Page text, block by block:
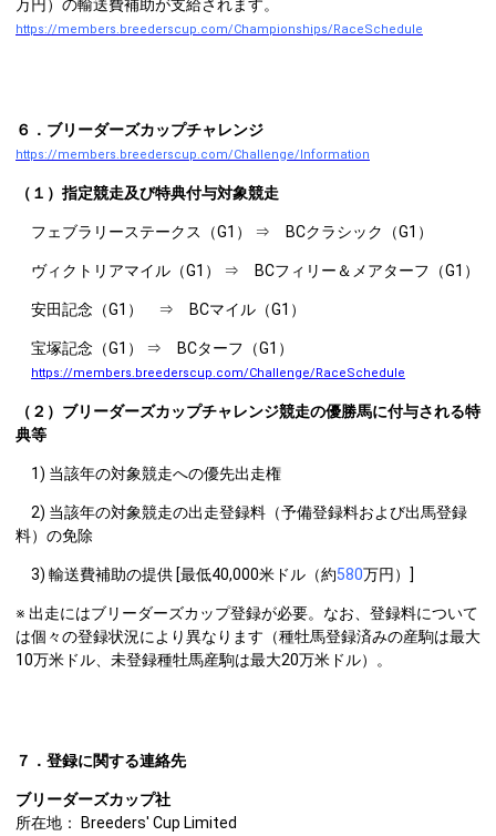
万円）の輸送費補助が支給されます。
https://members.breederscup.com/Championships/RaceSchedule
６．ブリーダーズカップチャレンジ
https://members.breederscup.com/Challenge/Information
（１）指定競走及び特典付与対象競走
フェブラリーステークス（G1） ⇒ BCクラシック（G1）
ヴィクトリアマイル（G1） ⇒ BCフィリー＆メアターフ（G1）
安田記念（G1） ⇒ BCマイル（G1）
宝塚記念（G1） ⇒ BCターフ（G1）
https://members.breederscup.com/Challenge/RaceSchedule
（２）ブリーダーズカップチャレンジ競走の優勝馬に付与される特
典等
1) 当該年の対象競走への優先出走権
2) 当該年の対象競走の出走登録料（予備登録料および出馬登録
料）の免除
3) 輸送費補助の提供 [最低40,000米ドル（約580万円）]
※ 出走にはブリーダーズカップ登録が必要。なお、登録料について
は個々の登録状況により異なります（種牡馬登録済みの産駒は最大
10万米ドル、未登録種牡馬産駒は最大20万米ドル）。
７．登録に関する連絡先
ブリーダーズカップ社
所在地： Breeders' Cup Limited